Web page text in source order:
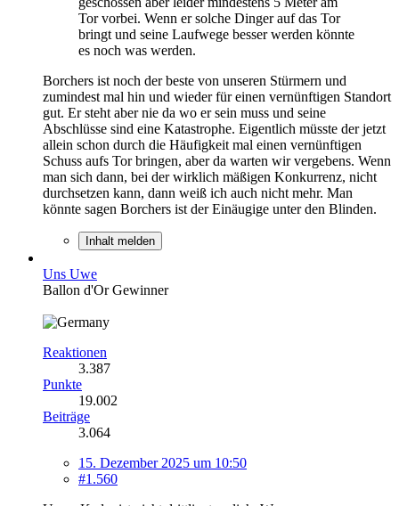
Tor vorbei. Wenn er solche Dinger auf das Tor
bringt und seine Laufwege besser werden könnte
es noch was werden.
Borchers ist noch der beste von unseren Stürmern und
zumindest mal hin und wieder für einen vernünftigen Standort
gut. Er steht aber nie da wo er sein muss und seine
Abschlüsse sind eine Katastrophe. Eigentlich müsste der jetzt
allein schon durch die Häufigkeit mal einen vernünftigen
Schuss aufs Tor bringen, aber da warten wir vergebens. Wenn
man sich dann, bei der wirklich mäßigen Konkurrenz, nicht
durchsetzen kann, dann weiß ich auch nicht mehr. Man
könnte sagen Borchers ist der Einäugige unter den Blinden.
Inhalt melden
Uns Uwe
Ballon d'Or Gewinner
Reaktionen
3.387
Punkte
19.002
Beiträge
3.064
15. Dezember 2025 um 10:50
#1.560